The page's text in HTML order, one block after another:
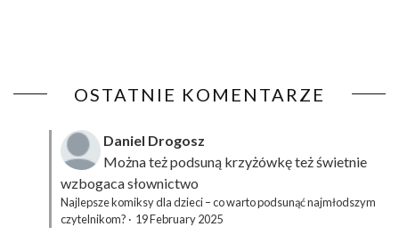
OSTATNIE KOMENTARZE
Daniel Drogosz
Można też podsuną krzyżówkęteż świetnie
wzbogaca słownictwo
Najlepsze komiksy dla dzieci – co warto podsunąć najmłodszym
czytelnikom? · 19 February 2025